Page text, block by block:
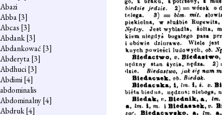
Abazi
Abba[3]
Abcas [3]
Abdank[3]
Abdankować [3]
Abderyta[3]
Abdhuci[3]
Abdimi[4]
abdominalis
Abdominalny[4]
Abdruk[4]